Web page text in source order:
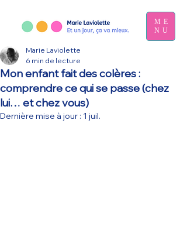
ME
NU
Mon enfant fait des colères :
comprendre ce qui se passe (chez
lui… et chez vous)
Marie Laviolette
6 min de lecture
Dernière mise à jour : 1 juil.